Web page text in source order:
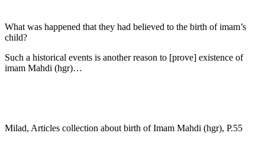
What was happened that they had believed to the birth of imam’s
child?
Such a historical events is another reason to [prove] existence of
imam Mahdi (hgr)…
Milad, Articles collection about birth of Imam Mahdi (hgr), P.55